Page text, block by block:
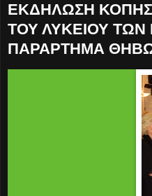
ΕΚΔΗΛΩΣΗ ΚΟΠΗΣ
ΤΟΥ ΛΥΚΕΙΟΥ ΤΩΝ
ΠΑΡΑΡΤΗΜΑ